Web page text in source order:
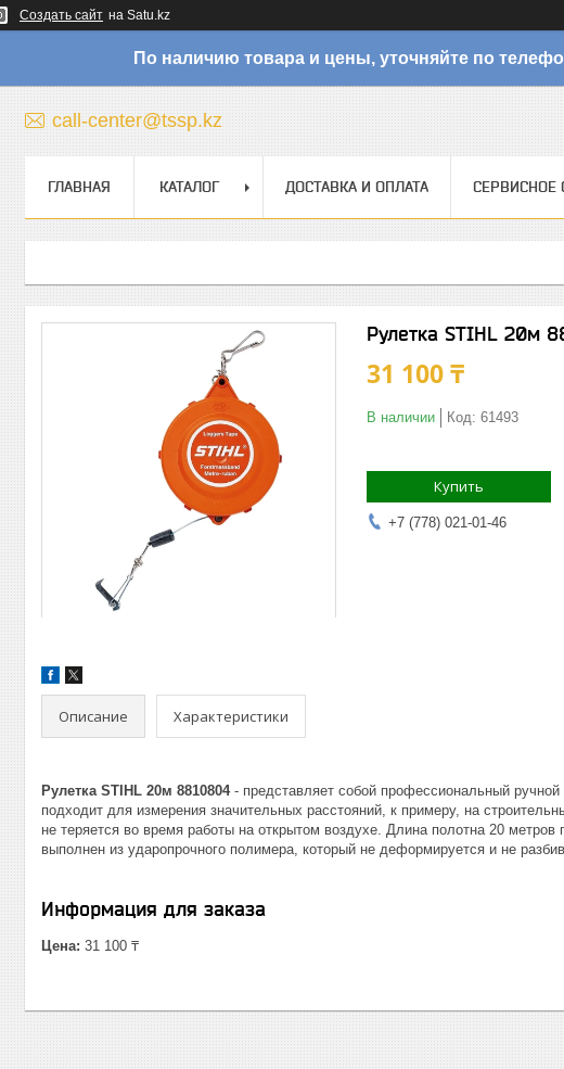
Создать сайт на Satu.kz
По наличию товара и цены, уточняйте по
call-center@tssp.kz
ГЛАВНАЯ КАТАЛОГ ДОСТАВКА И ОПЛАТА СЕРВИСНОЕ
Рулетка STIHL 20м
31 100 ₸
В наличии Код: 61493
Купить
+7 (778) 021-01-46
Описание Характеристики
Рулетка STIHL 20м 8810804- представляет собой профессиональный
подходит для измерения значительных расстояний, к примеру, на
не теряется во время работы на открытом воздухе. Длина полотна 20
выполнен из ударопрочного полимера, который не деформируется и не
Информация для заказа
Цена: 31 100 ₸